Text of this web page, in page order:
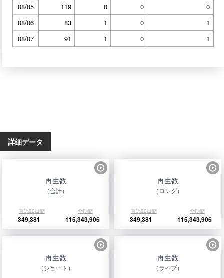
08/05
119 0 0
0
08/06
83 1 0
1
08/07
91 1 0 1
詳細データ
再生数
（合計）
直近30日間 全期間
349,381 115,343,906
再生数
（ロング）
直近30日間 全期間
349,381 115,343,906
再生数
（ショート）
再生数
（ライブ）